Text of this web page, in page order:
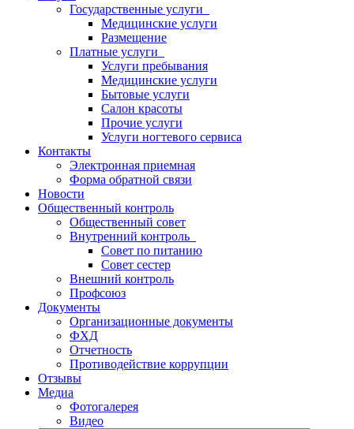
Государственные услуги
Медицинские услуги
Размещение
Платные услуги
Услуги пребывания
Медицинские услуги
Бытовые услуги
Салон красоты
Прочие услуги
Услуги ногтевого сервиса
Контакты
Электронная приемная
Форма обратной связи
Новости
Общественный контроль
Общественный совет
Внутренний контроль
Совет по питанию
Совет сестер
Внешний контроль
Профсоюз
Документы
Организационные документы
ФХД
Отчетность
Противодействие коррупции
Отзывы
Медиа
Фотогалерея
Видео